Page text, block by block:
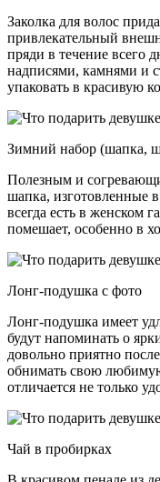
Заколка для волос
привлекательный
пряди в течение всего
надписями, камнями и
упаковать в красивую
Зимний набор (шапка,
Полезным и
шапка, изготовленные
всегда есть в женском
помешает, особенно в
Лонг-подушка с фото
Лонг-подушка имеет
будут напоминать о
довольно приятно
обнимать свою
отличается не только
Чай в пробирках